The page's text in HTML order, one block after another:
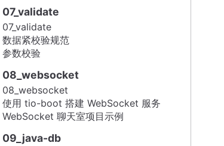
07_validate
07_validate
数据紧校验规范
参数校验
08_websocket
08_websocket
使用 tio-boot 搭建 WebSocket 服务
WebSocket 聊天室项目示例
09_java-db